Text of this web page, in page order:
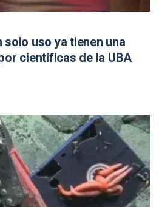
uso ya tienen una
científicas de la UBA